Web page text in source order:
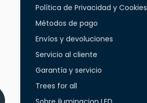
Política de Privacidad y Cookies
Métodos de pago
Envíos y devoluciones
Servicio al cliente
Garantía y servicio
Trees for all